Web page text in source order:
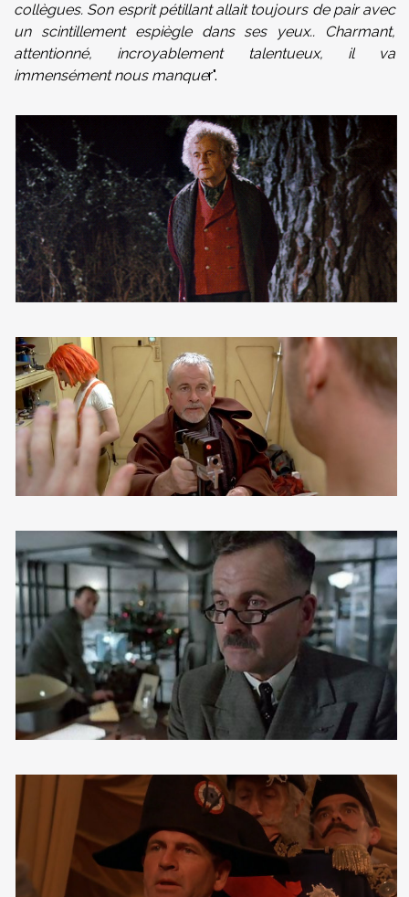
collègues. Son esprit pétillant allait toujours de pair avec
un scintillement espiègle dans ses yeux.. Charmant,
attentionné, incroyablement talentueux, il va
immensément nous manquer".